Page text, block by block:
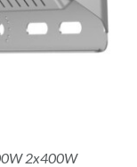
2x400W